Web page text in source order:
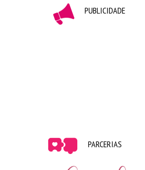
PUBLICIDADE
PARCERIAS